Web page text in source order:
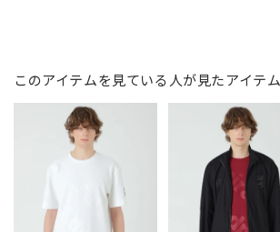
このアイテムを見ている人が見たアイテム